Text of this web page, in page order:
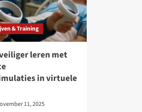
& Training
leren met
in virtuele
11, 2025